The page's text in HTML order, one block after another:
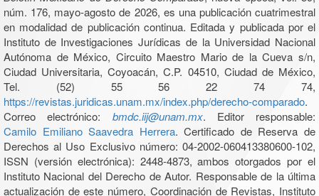
núm. 176, mayo-agosto de 2026, es una publicación cuatrimestral
en modalidad de publicación continua. Editada y publicada por el
Instituto de Investigaciones Jurídicas de la Universidad Nacional
Autónoma de México, Circuito Maestro Mario de la Cueva s/n,
Ciudad Universitaria, Coyoacán, C.P. 04510, Ciudad de México,
Tel. (52) 55 56 22 74 74,
https://revistas.juridicas.unam.mx/index.php/derecho-comparado.
Correo electrónico: bmdc.iij@unam.mx. Editor responsable:
Camilo Emiliano Saavedra Herrera. Certificado de Reserva de
Derechos al Uso Exclusivo número: 04-2002-060413380600-102,
ISSN (versión electrónica): 2448-4873, ambos otorgados por el
Instituto Nacional del Derecho de Autor. Responsable de la última
actualización de este número, Coordinación de Revistas, Instituto